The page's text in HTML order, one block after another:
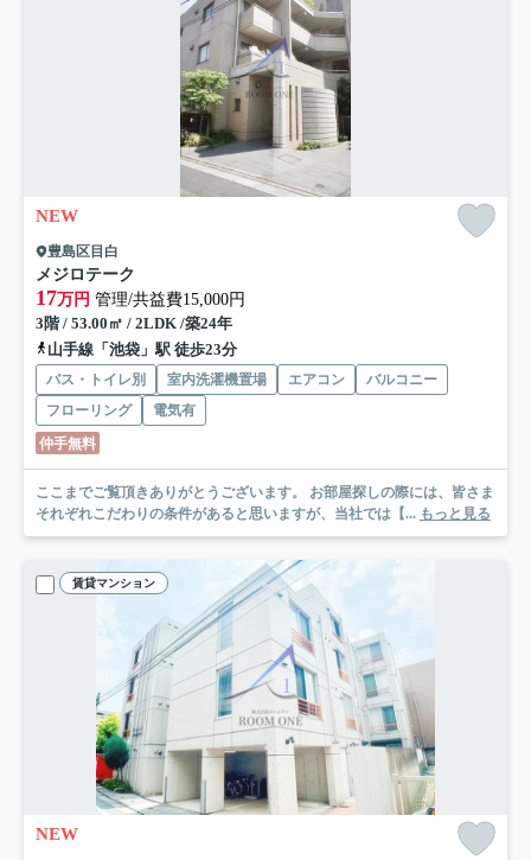
NEW
豊島区目白
メジロテーク
17万円 管理/共益費15,000円
3階 / 53.00㎡ / 2LDK /築24年
山手線「池袋」駅 徒歩23分
バス・トイレ別 室内洗濯機置場 エアコン
バルコニー
フローリング
電気有
仲手無料
ここまでご覧頂きありがとうございます。 お部屋探しの際には、皆さま
それぞれこだわりの条件があると思いますが、当社では【... もっと見る
賃貸マンション
NEW